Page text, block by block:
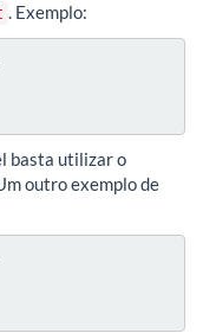
. Exemplo:
basta utilizar o
outro exemplo de